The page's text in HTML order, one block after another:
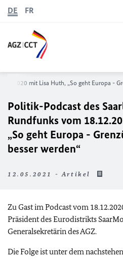
DE FR
mit Lisa Huth, „So geht Europa -
Politik-Podcast des
Rundfunks vom
„So geht Europa -
besser werden“
12.05.2021 - Artikel
Zu Gast im Podcast vom
Präsident des Eurodistrikts
Generalsekretärin des AGZ.
Die Folge ist unter dem